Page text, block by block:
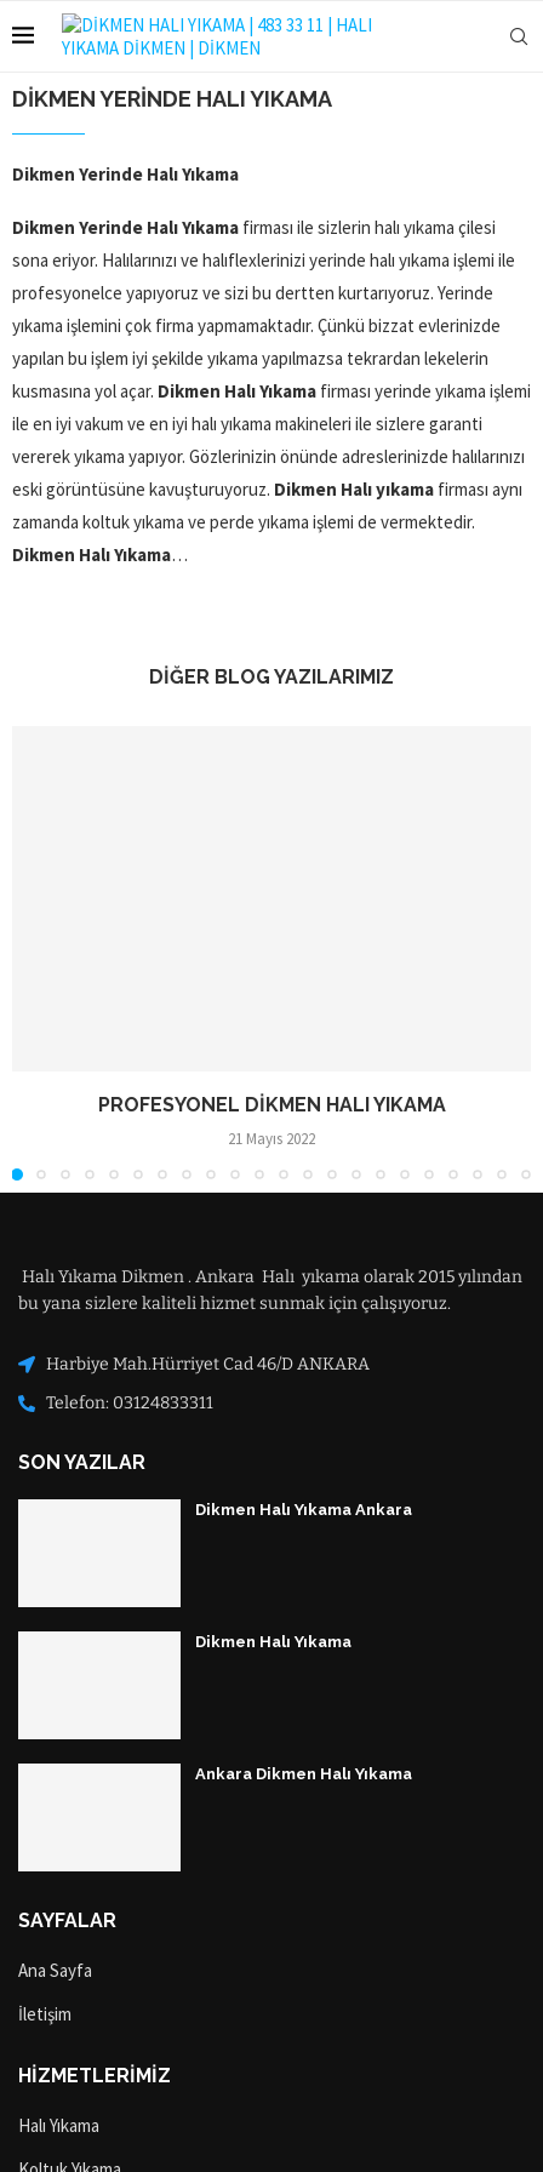
DIKMEN YERINDE HALI YIKAMA
Dikmen Yerinde Halı Yıkama
Dikmen Yerinde Halı Yıkama firması ile sizlerin halı yıkama çilesi
sona eriyor. Halılarınızı ve halıflexlerinizi yerinde halı yıkama işlemi ile
profesyonelce yapıyoruz ve sizi bu dertten kurtarıyoruz. Yerinde
yıkama işlemini çok firma yapmamaktadır. Çünkü bizzat evlerinizde
yapılan bu işlem iyi şekilde yıkama yapılmazsa tekrardan lekelerin
kusmasına yol açar. Dikmen Halı Yıkama firması yerinde yıkama işlemi
ile en iyi vakum ve en iyi halı yıkama makineleri ile sizlere garanti
vererek yıkama yapıyor. Gözlerinizin önünde adreslerinizde halılarınızı
eski görüntüsüne kavuşturuyoruz. Dikmen Halı yıkama firması aynı
zamanda koltuk yıkama ve perde yıkama işlemi de vermektedir.
Dikmen Halı Yıkama…
DİĞER BLOG YAZILARIMIZ
PROFESYONEL DIKMEN HALI YIKAMA
21 Mayıs 2022
Halı Yıkama Dikmen . Ankara Halı yıkama olarak 2015 yılından
bu yana sizlere kaliteli hizmet sunmak için çalışıyoruz.
Harbiye Mah.Hürriyet Cad 46/D ANKARA
Telefon: 03124833311
SON YAZILAR
Dikmen Halı Yıkama Ankara
Dikmen Halı Yıkama
Ankara Dikmen Halı Yıkama
SAYFALAR
Ana Sayfa
İletişim
HİZMETLERİMİZ
Halı Yıkama